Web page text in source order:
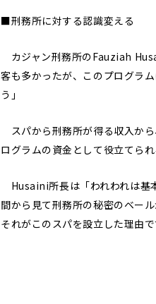
■刑務所に対する認識変える
カジャン刑務所のFauziah
客も多かったが、このプログラ
う」
スパから刑務所が得る収入か
ログラムの資金として役立てられ
Husaini所長は「われわれは基
間から見て刑務所の秘密のベー
それがこのスパを設立した理由で